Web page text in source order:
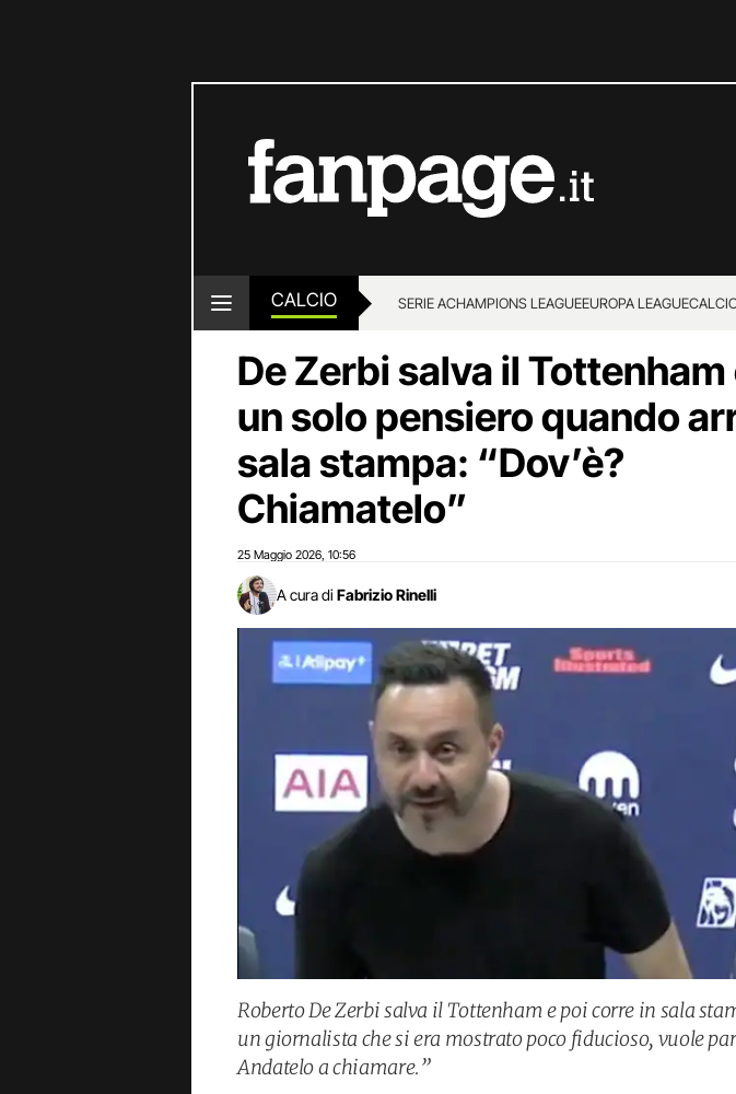
CALCIO SERIE ACHAMPIONS LEAGUEEUROPA LEAGUE
De Zerbi salva il Tottenham
un solo pensiero quando
sala stampa: “Dov’è?
Chiamatelo”
25 Maggio 2026 10:56
A cura di Fabrizio Rinelli
Roberto De Zerbi salva il Tottenham e poi corre in sala
un giornalista che si era mostrato poco fiducioso, vuole
Andatelo a chiamare.”